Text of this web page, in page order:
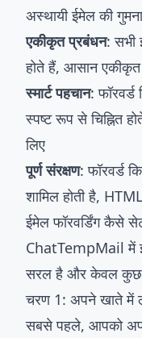
अस्थायी ईमेल की
एकीकृत प्रबंधन: सभी
होते हैं, आसान
स्मार्ट पहचान:
स्पष्ट रूप से चिह्नित
लिए
पूर्ण संरक्षण: फॉरवर्ड
शामिल होती है,
ईमेल फॉरवर्डिंग कैसे
ChatTempMail में
सरल है और केवल कुछ
चरण 1: अपने खाते में
सबसे पहले, आपको